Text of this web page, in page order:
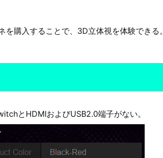
購入することで、3D立体視を体験できる。
とHDMIおよびUSB2.0端子がない。